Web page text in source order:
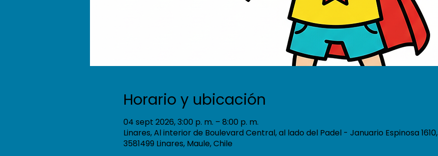
Horario y ubicación
04 sept 2026, 3:00 p. m. – 8:00 p. m.
Linares, Al interior de Boulevard Central, al lado del Padel - Januario Espinosa 1610,
3581499 Linares, Maule, Chile